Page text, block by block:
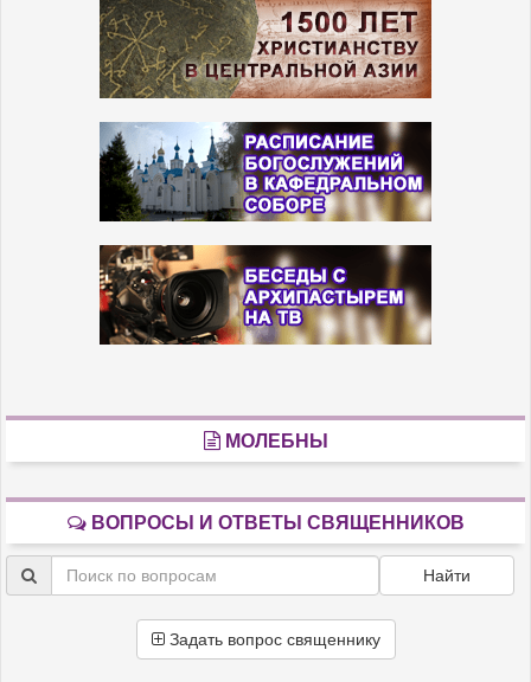
МОЛЕБНЫ
ВОПРОСЫ И ОТВЕТЫ СВЯЩЕННИКОВ
Найти
Задать вопрос священнику